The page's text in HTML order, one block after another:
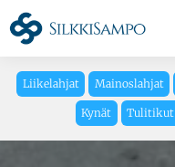
Liikelahjat Mainoslahjat
Kynät Tulitikut